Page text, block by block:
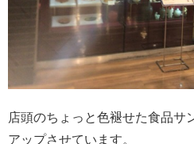
店頭のちょっと色褪せた食品サ
アップさせています。